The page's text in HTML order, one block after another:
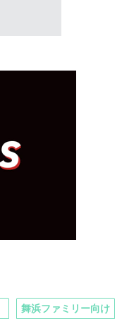
舞浜ファミリー向け